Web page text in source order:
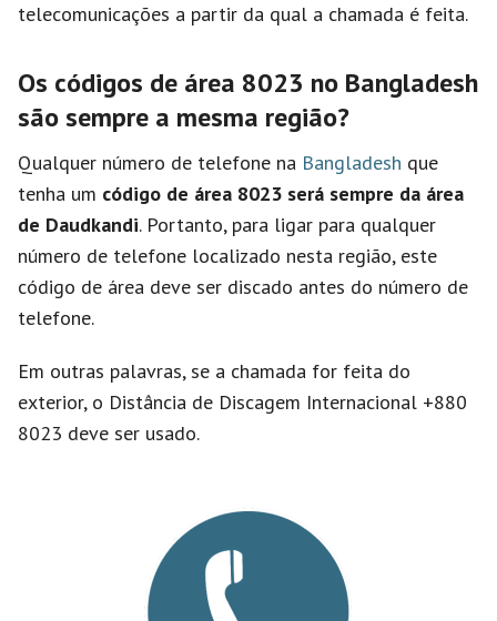
telecomunicações a partir da qual a chamada é feita.
Os códigos de área 8023 no Bangladesh
são sempre a mesma região?
Qualquer número de telefone na Bangladesh que
tenha um código de área 8023 será sempre da área
de Daudkandi. Portanto, para ligar para qualquer
número de telefone localizado nesta região, este
código de área deve ser discado antes do número de
telefone.
Em outras palavras, se a chamada for feita do
exterior, o Distância de Discagem Internacional +880
8023 deve ser usado.